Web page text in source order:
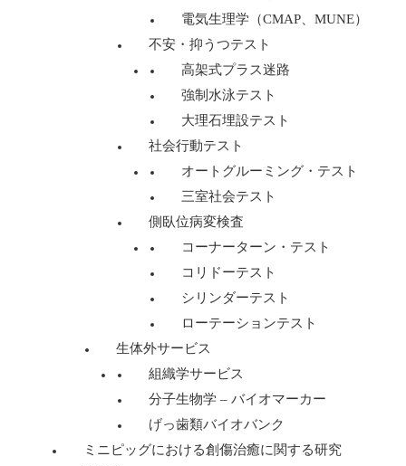
電気生理学（CMAP、MUNE）
不安・抑うつテスト
高架式プラス迷路
強制水泳テスト
大理石埋設テスト
社会行動テスト
オートグルーミング・テスト
三室社会テスト
側臥位病変検査
コーナーターン・テスト
コリドーテスト
シリンダーテスト
ローテーションテスト
生体外サービス
組織学サービス
分子生物学 – バイオマーカー
げっ歯類バイオバンク
ミニピッグにおける創傷治癒に関する研究